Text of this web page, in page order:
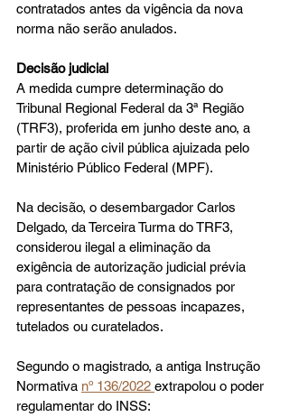
contratados antes da vigência da nova
norma não serão anulados.
Decisão judicial
A medida cumpre determinação do
Tribunal Regional Federal da 3ª Região
(TRF3), proferida em junho deste ano, a
partir de ação civil pública ajuizada pelo
Ministério Público Federal (MPF).
Na decisão, o desembargador Carlos
Delgado, da Terceira Turma do TRF3,
considerou ilegal a eliminação da
exigência de autorização judicial prévia
para contratação de consignados por
representantes de pessoas incapazes,
tutelados ou curatelados.
Segundo o magistrado, a antiga Instrução
Normativa nº 136/2022 extrapolou o poder
regulamentar do INSS: